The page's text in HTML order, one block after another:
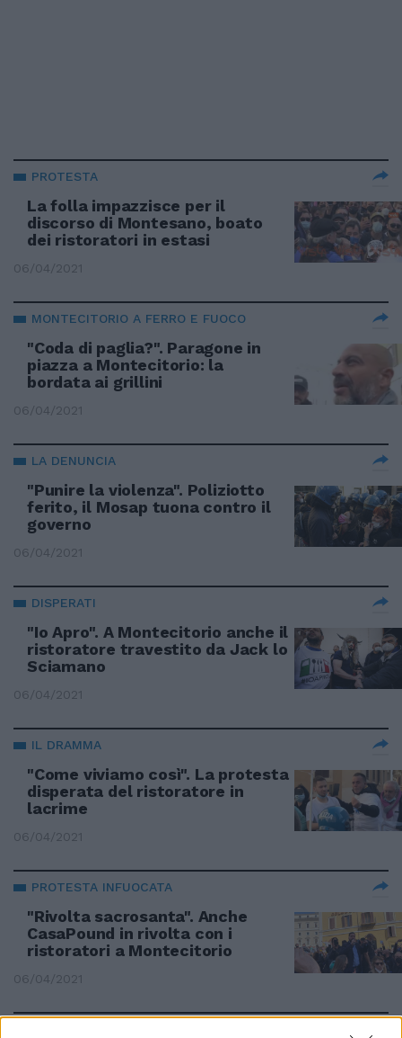
PROTESTA
La folla impazzisce per il
discorso di Montesano, boato
dei ristoratori in estasi
06/04/2021
MONTECITORIO A FERRO E FUOCO
"Coda di paglia?". Paragone in
piazza a Montecitorio: la
bordata ai grillini
06/04/2021
LA DENUNCIA
"Punire la violenza". Poliziotto
ferito, il Mosap tuona contro il
governo
06/04/2021
DISPERATI
"Io Apro". A Montecitorio anche il
ristoratore travestito da Jack lo
Sciamano
06/04/2021
IL DRAMMA
"Come viviamo così". La protesta
disperata del ristoratore in
lacrime
06/04/2021
PROTESTA INFUOCATA
"Rivolta sacrosanta". Anche
CasaPound in rivolta con i
ristoratori a Montecitorio
06/04/2021